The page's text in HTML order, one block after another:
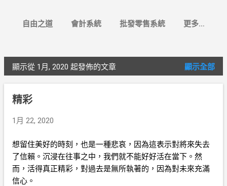
自由之道 會計系統 批發零售系統 更多…
文
章
顯示從 1月, 2020 起發佈的文章 顯示全部
精彩
1月 22, 2020
想留住美好的時刻，也是一種悲哀，因為這表示對將來失去
了信賴。沉浸在往事之中，我們就不能好好活在當下。然
而，活得真正精彩，對過去是無所執著的，因為對未來充滿
信心。